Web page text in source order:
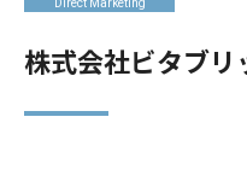
株式会社ビタブリ